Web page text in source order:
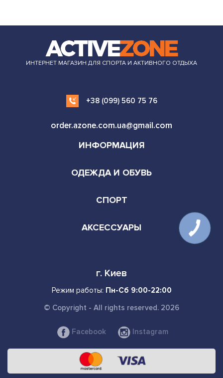
ИНТЕРНЕТ МАГАЗИН ДЛЯ СПОРТА И АКТИВНОГО ОТДЫХА
+38 (099) 560 75 76
order.azone.com.ua@gmail.com
ИНФОРМАЦИЯ
ОДЕЖДА И ОБУВЬ
СПОРТ
АКСЕССУАРЫ
г. Киев
Режим работы: Пн-Сб 9:00-22:00
© Copyright - All rights reserved. 2026
Facebook Instagram